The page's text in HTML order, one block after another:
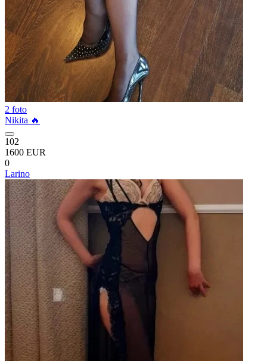
2 foto
Nikita 🔥
102
1600 EUR
0
Larino